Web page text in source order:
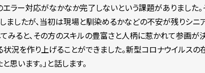
ラー対応がなかなか完了しないという課題がありました
したが、当初は現場と馴染めるかなどの不安が残りシニ
てみると、その方のスキルの豊富さと人柄に惹かれて参画が
況を作り上げることができました。新型コロナウイルス
います。」と話します。